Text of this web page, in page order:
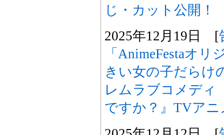
じ・カット公開！
2025年12月19日 [
「AnimeFestaオ
きい女の子だらけ
レムラブコメディ
ですか？』TVアニ